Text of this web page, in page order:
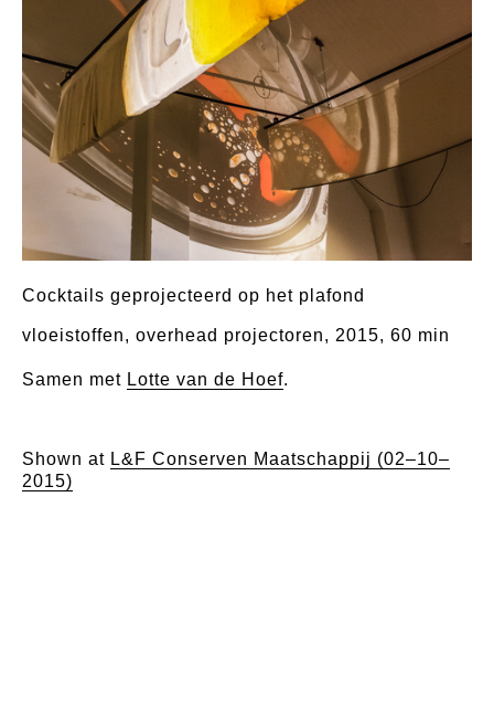
Cocktails geprojecteerd op het plafond
vloeistoffen, overhead projectoren, 2015, 60 min
Samen met Lotte van de Hoef.
Shown at L&F Conserven Maatschappij (02–10–
2015)